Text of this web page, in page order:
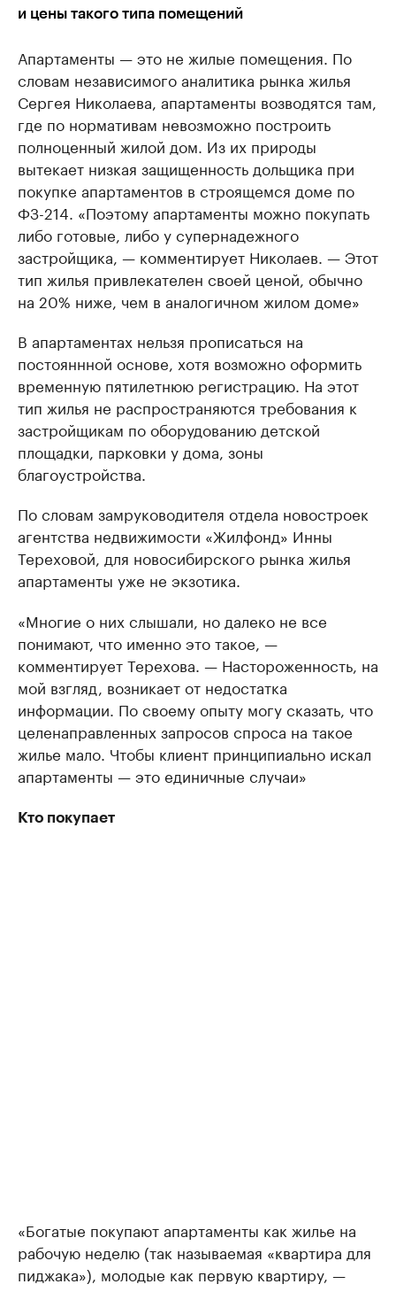
и цены такого типа помещений
Апартаменты — это не жилые помещения. По
словам независимого аналитика рынка жилья
Сергея Николаева, апартаменты возводятся там,
где по нормативам невозможно построить
полноценный жилой дом. Из их природы
вытекает низкая защищенность дольщика при
покупке апартаментов в строящемся доме по
ФЗ-214. «Поэтому апартаменты можно покупать
либо готовые, либо у супернадежного
застройщика, — комментирует Николаев. — Этот
тип жилья привлекателен своей ценой, обычно
на 20% ниже, чем в аналогичном жилом доме»
В апартаментах нельзя прописаться на
постояннной основе, хотя возможно оформить
временную пятилетнюю регистрацию. На этот
тип жилья не распространяются требования к
застройщикам по оборудованию детской
площадки, парковки у дома, зоны
благоустройства.
По словам замруководителя отдела новостроек
агентства недвижимости «Жилфонд» Инны
Тереховой, для новосибирского рынка жилья
апартаменты уже не экзотика.
«Многие о них слышали, но далеко не все
понимают, что именно это такое, —
комментирует Терехова. — Настороженность, на
мой взгляд, возникает от недостатка
информации. По своему опыту могу сказать, что
целенаправленных запросов спроса на такое
жилье мало. Чтобы клиент принципиально искал
апартаменты — это единичные случаи»
Кто покупает
«Богатые покупают апартаменты как жилье на
рабочую неделю (так называемая «квартира для
пиджака»), молодые как первую квартиру, —